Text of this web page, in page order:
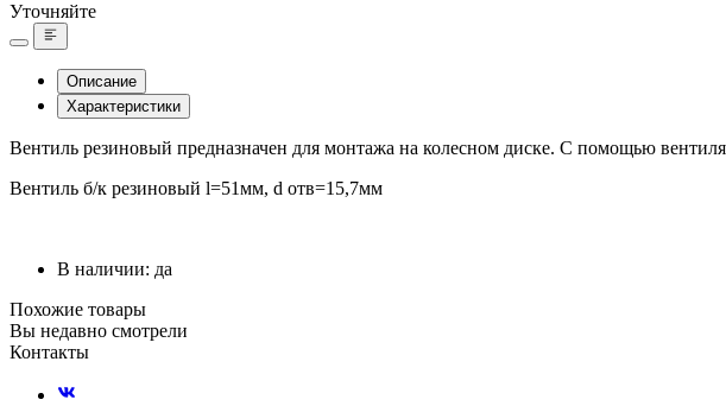
Уточняйте
Описание
Характеристики
Вентиль резиновый предназначен для монтажа на колесном диске. С помощью
Вентиль б/к резиновый l=51мм, d отв=15,7мм
В наличии: да
Похожие товары
Вы недавно смотрели
Контакты